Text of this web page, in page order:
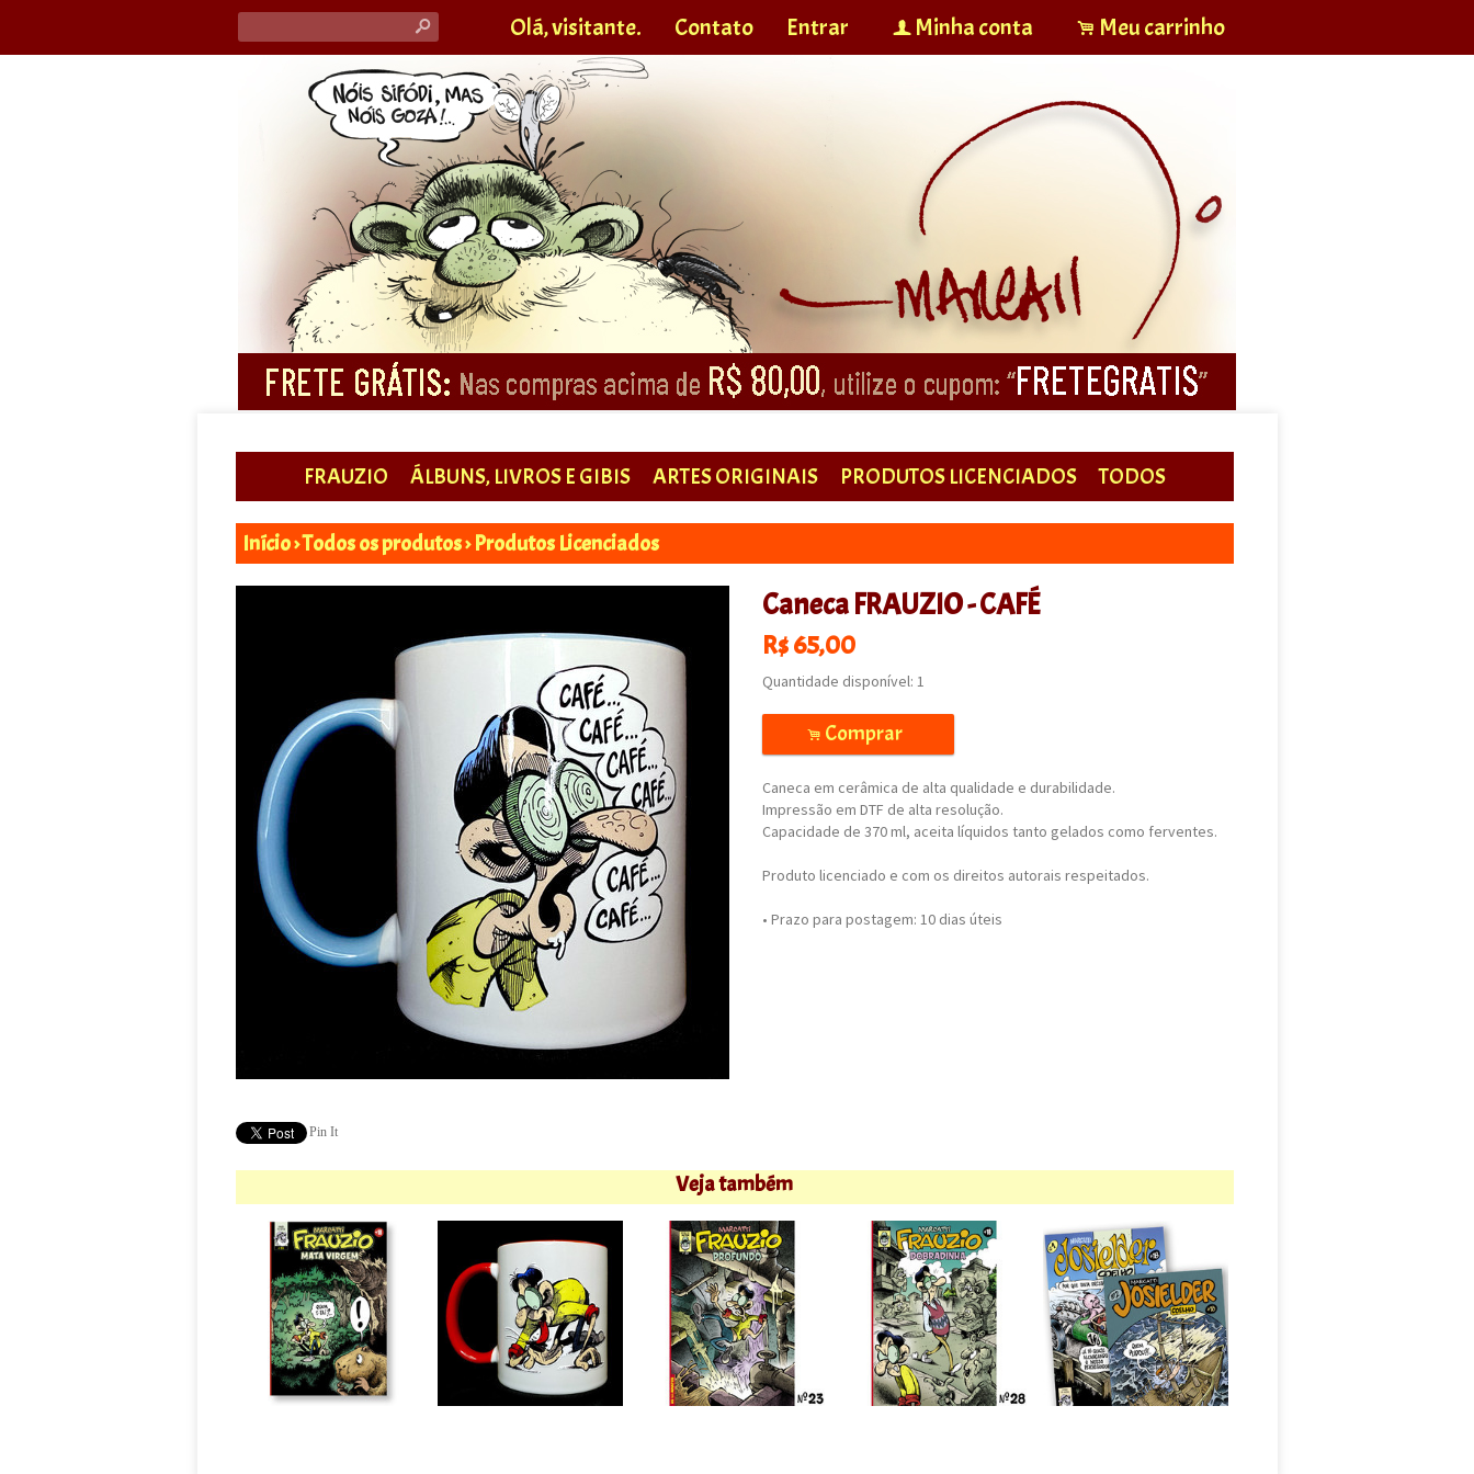
s Olá, visitante. Contato Entrar f Minha conta . Meu carrinho
FRAUZIO ÁLBUNS, LIVROS E GIBIS ARTES ORIGINAIS PRODUTOS LICENCIADOS TODOS
Início›Todos os produtos› Produtos Licenciados
Pin It
Caneca FRAUZIO - CAFÉ
R$65,00
Quantidade disponível: 1
. Comprar
Caneca em cerâmica de alta qualidade e durabilidade.
Impressão em DTF de alta resolução.
Capacidade de 370 ml, aceita líquidos tanto gelados como ferventes.
Produto licenciado e com os direitos autorais respeitados.
• Prazo para postagem: 10 dias úteis
Veja também